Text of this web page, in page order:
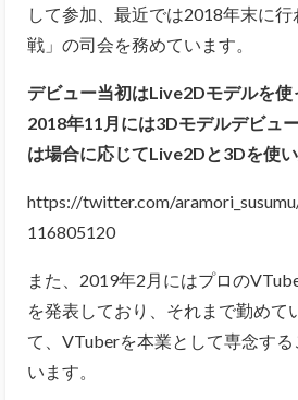
して参加、最近では2018年末に
戦」の司会を務めています。
デビュー当初はLive2Dモデルを使
2018年11月には3Dモデルデビュ
は場合に応じてLive2Dと3Dを使い
https://twitter.com/
116805120
また、2019年2月にはプロの
を発表しており、それまで勤めて
て、VTuberを本業として専念す
います。